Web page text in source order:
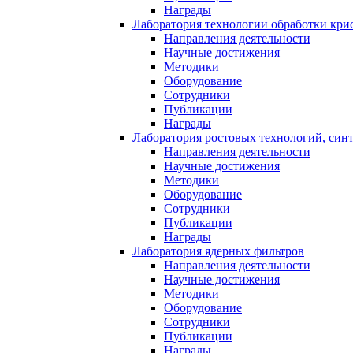
Награды
Лаборатория технологии обработки
Направления деятельности
Научные достижения
Методики
Оборудование
Сотрудники
Публикации
Награды
Лаборатория ростовых технологий,
Направления деятельности
Научные достижения
Методики
Оборудование
Сотрудники
Публикации
Награды
Лаборатория ядерных фильтров
Направления деятельности
Научные достижения
Методики
Оборудование
Сотрудники
Публикации
Награды